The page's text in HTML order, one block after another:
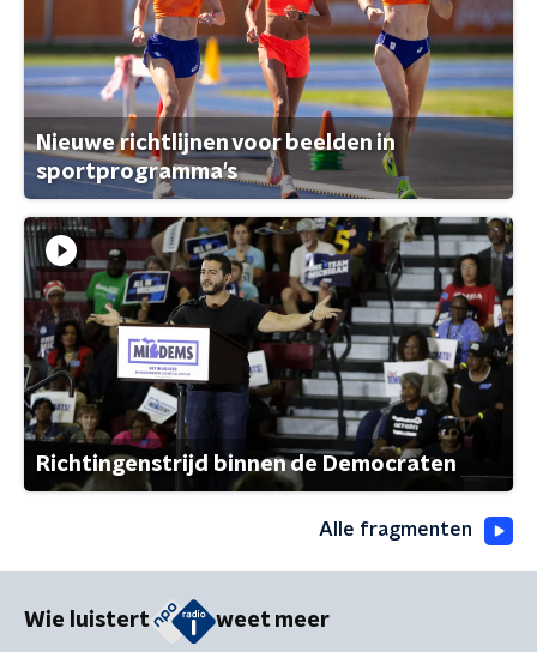
Nieuwe richtlijnen voor beelden in
sportprogramma's
Richtingenstrijd binnen de Democraten
Alle fragmenten
Wie luistert weet meer